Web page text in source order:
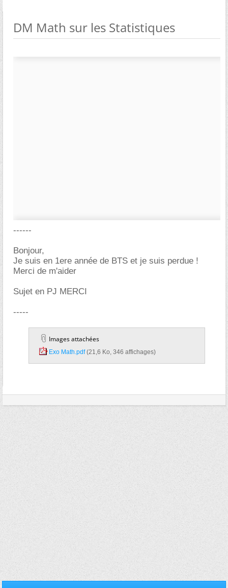
DM Math sur les Statistiques
------
Bonjour,
Je suis en 1ere année de BTS et je suis perdue !
Merci de m'aider
Sujet en PJ MERCI
-----
Images attachées
Exo Math.pdf‎ (21,6 Ko, 346 affichages)